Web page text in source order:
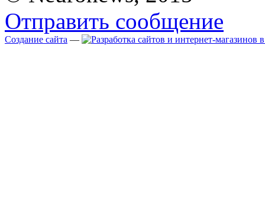
Отправить сообщение
Создание сайта —